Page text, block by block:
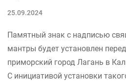
25.09.2024
Памятный знак с надписью
мантры будет установлен
приморский город Лагань в
С инициативой установки